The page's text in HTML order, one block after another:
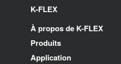
K-FLEX
À propos de K-FLEX
Produits
Application